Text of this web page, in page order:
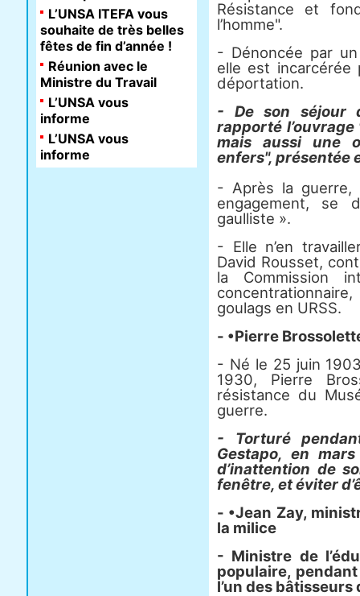
Résistance et
l’homme".
- Dénoncée par
elle est incarcérée
déportation.
- De son séjour
rapporté
mais aussi une
enfers", présentée
- Après la guerre,
engagement, se
gaulliste ».
- Elle n’en
David Rousset,
la Commission
goulags en URSS.
- •Pierre
- Né le 25 juin
1930, Pierre
résistance du
guerre.
- Torturé
Gestapo, en
d’inattention de
fenêtre, et éviter
- •Jean Zay,
la milice
- Ministre de
populaire,
l’un des
L’UNSA ITEFA vous
souhaite de très belles
fêtes de fin d’année !
Réunion avec le
Ministre du Travail
L’UNSA vous
informe
L’UNSA vous
informe